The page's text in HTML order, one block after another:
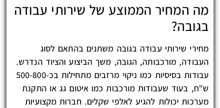
מה המחיר הממוצע של שירותי עבודה
בגובה?
מחירי שירותי עבודה בגובה משתנים בהתאם לסוג
העבודה, מורכבותה, הגובה, משך הביצוע והציוד הנדרש.
עבודות בסיסיות כמו ניקוי מרזבים מתחילות בכ-500-800
ש"ח, בעוד שעבודות מורכבות כמו איטום גג או התקנת
מערכות יכולות להגיע לאלפי שקלים. חברות מקצועיות